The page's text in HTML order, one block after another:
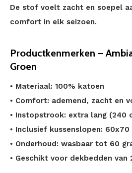
De stof voelt zacht en soepel
comfort in elk seizoen.
Productkenmerken –
Groen
• Materiaal: 100% katoen
• Comfort: ademend, zacht en
• Instopstrook: extra lang (240
• Inclusief kussenslopen: 60x70
• Onderhoud: wasbaar tot 60
• Geschikt voor dekbedden van